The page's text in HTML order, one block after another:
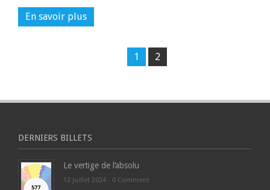
En savoir plus
1 2
DERNIERS BILLETS
Le vertige de l’absolu
12 juillet 2024 - 0 Comment